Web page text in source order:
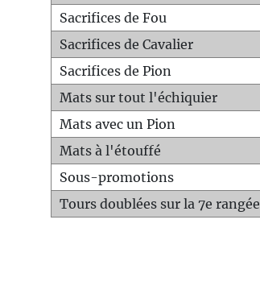
Sacrifices de Fou
Sacrifices de Cavalier
Sacrifices de Pion
Mats sur tout l'échiquier
Mats avec un Pion
Mats à l'étouffé
Sous-promotions
Tours doublées sur la 7e rangée